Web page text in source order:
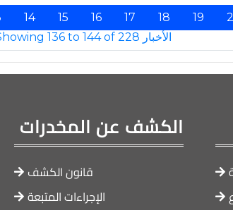
يسلمون
التكريم
14 15 16 17 18 19
Showing 136 to 144 of 228 الأخبار
الكشف عن المخدرات
قانون الكشف
الإجراءات المتبعة